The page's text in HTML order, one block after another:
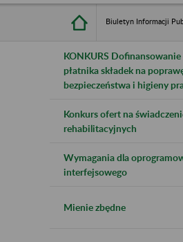
Biuletyn Informacji
KONKURS Dofinansowanie
płatnika składek na
bezpieczeństwa i higieny
Konkurs ofert na
rehabilitacyjnych
Wymagania dla
interfejsowego
Mienie zbędne